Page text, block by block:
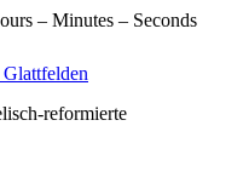
– Minutes – Seconds
reformierte